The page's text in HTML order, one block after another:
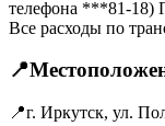
телефона ***81-18)
Все расходы по
📍
📍г. Иркутск, ул.